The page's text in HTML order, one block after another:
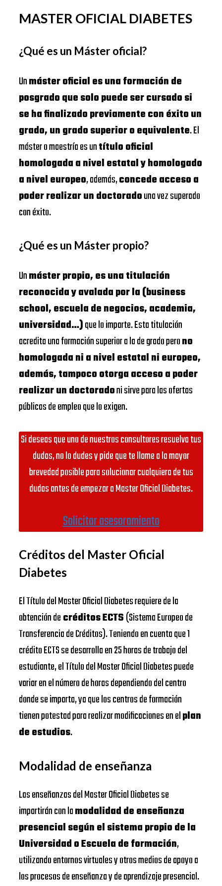
MASTER OFICIAL DIABETES
¿Qué es un Máster oficial?
Unmáster oficial es una formación de
posgrado que solo puede ser cursado si
se ha finalizado previamente con éxito un
grado, un grado superior o equivalente. El
máster o maestría es untítulo oficial
homologada a nivel estatal y homologado
a nivel europeo, además,concede acceso a
poder realizar un doctoradouna vez superado
con éxito.
¿Qué es un Máster propio?
Unmáster propio, es una titulación
reconocida y avalada por la (business
school, escuela de negocios, academia,
universidad…)que lo imparte. Esta titulación
acredita una formación superior a la de grado perono
homologada ni a nivel estatal ni europeo,
además, tampoco otorga acceso a poder
realizar un doctoradoni sirve para las ofertas
públicas de empleo que lo exigen.
Si deseas que uno de nuestros consultores resuelva tus
dudas, no lo dudes y pide que te llame a la mayor
brevedad posible para solucionar cualquiera de tus
dudas antes de empezar a Master Oficial Diabetes.
Solicitar asesoramiento
Créditos del Master Oficial
Diabetes
El Título del Master Oficial Diabetes requiere de la
obtención decréditos ECTS(Sistema Europeo de
Transferencia de Créditos). Teniendo en cuenta que 1
crédito ECTS se desarrolla en 25 horas de trabajo del
estudiante, el Título del Master Oficial Diabetes puede
variar en el número de horas dependiendo del centro
donde se imparta, ya que los centros de formación
tienen potestad para realizar modificaciones en elplan
de estudios.
Modalidad de enseñanza
Las enseñanzas del Master Oficial Diabetes se
impartirán con lamodalidad de enseñanza
presencial según el sistema propio de la
Universidad o Escuela de formación,
utilizando entornos virtuales y otros medios de apoyo a
los procesos de enseñanza y de aprendizaje presencial.